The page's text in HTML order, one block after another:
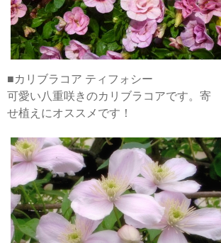
■カリブラコア ティフォシー
可愛い八重咲きのカリブラコアです。寄
せ植えにオススメです！